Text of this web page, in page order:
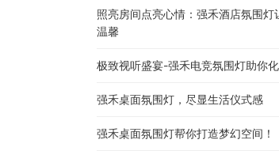
照亮房间点亮心情：强禾酒店氛围灯
温馨
极致视听盛宴-强禾电竞氛围灯助你
强禾桌面氛围灯，尽显生活仪式感
强禾桌面氛围灯帮你打造梦幻空间！